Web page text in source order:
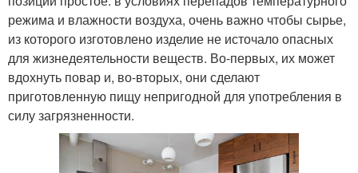
режима и влажности воздуха, очень важно чтобы сырье,
из которого изготовлено изделие не источало опасных
для жизнедеятельности веществ. Во-первых, их может
вдохнуть повар и, во-вторых, они сделают
приготовленную пищу непригодной для употребления в
силу загрязненности.